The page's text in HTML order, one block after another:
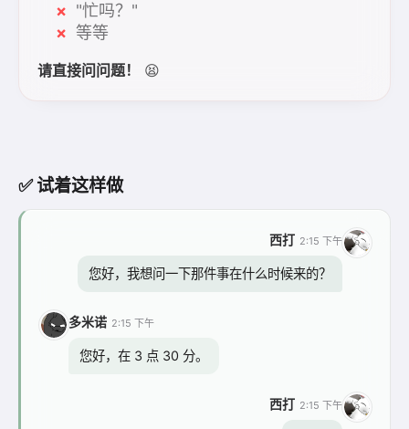
"忙吗？"
等等
请直接问问题！ 😫
✅ 试着这样做
西打 2:15 下午
您好，我想问一下那件事在什么时候来的？
多米诺 2:15 下午
您好，在 3 点 30 分。
西打 2:15 下午